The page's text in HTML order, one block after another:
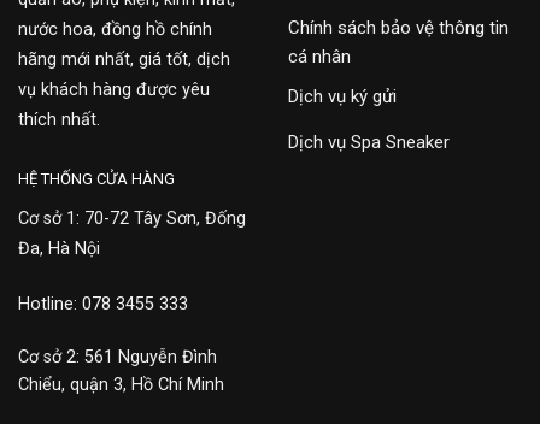
nước hoa, đồng hồ chính
hãng mới nhất, giá tốt, dịch
vụ khách hàng được yêu
thích nhất.
Chính sách bảo vệ thông tin
cá nhân
Dịch vụ ký gửi
Dịch vụ Spa Sneaker
HỆ THỐNG CỬA HÀNG
Cơ sở 1: 70-72 Tây Sơn, Đống
Đa, Hà Nội
Hotline: 078 3455 333
Cơ sở 2: 561 Nguyễn Đình
Chiểu, quận 3, Hồ Chí Minh